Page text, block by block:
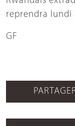
reprendra lundi
GF